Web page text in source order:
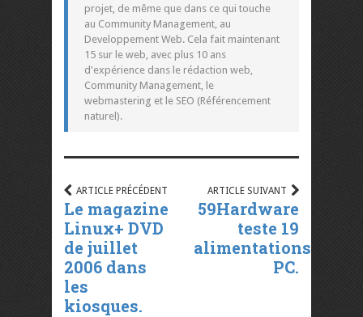
projet, de même que dans ce qui touche
au Community Management, au
Developpement Web. Cela fait maintenant
15 sur le web, avec plus 10 ans
d'expérience dans le rédaction web,
Community Management, le
webmastering et le SEO (Référencement
naturel).
ARTICLE PRÉCÉDENT
Le magazine
Linux+ DVD
de juillet
2006 dans
les
kiosques.
ARTICLE SUIVANT
59Hardware
teste 19
alimentations
PC.